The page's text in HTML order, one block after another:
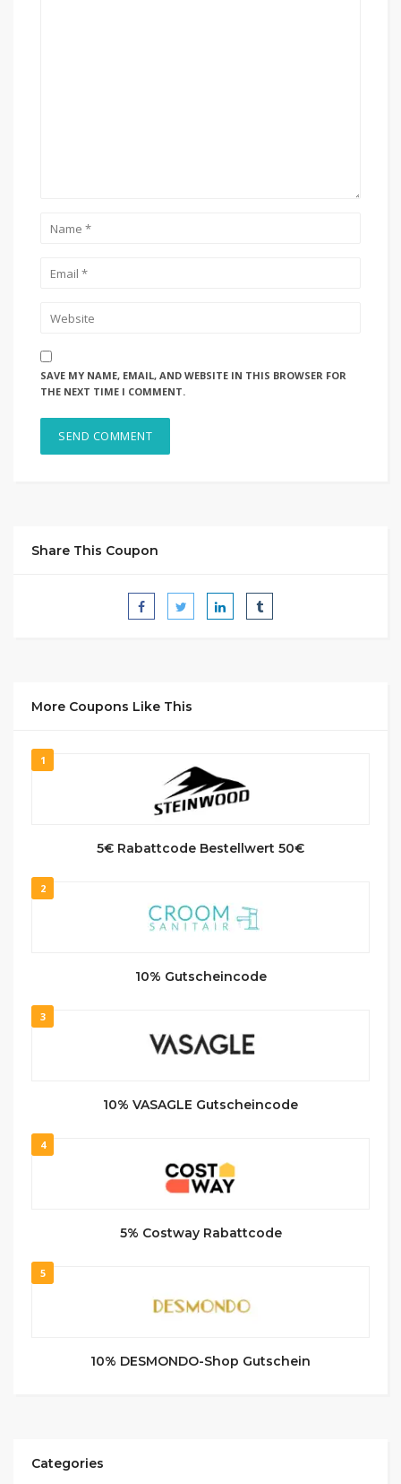
SAVE MY NAME, EMAIL, AND WEBSITE IN THIS BROWSER FOR
THE NEXT TIME I COMMENT.
Share This Coupon
More Coupons Like This
1
5€ Rabattcode Bestellwert 50€
2
10% Gutscheincode
3
10% VASAGLE Gutscheincode
4
5% Costway Rabattcode
5
10% DESMONDO-Shop Gutschein
Categories